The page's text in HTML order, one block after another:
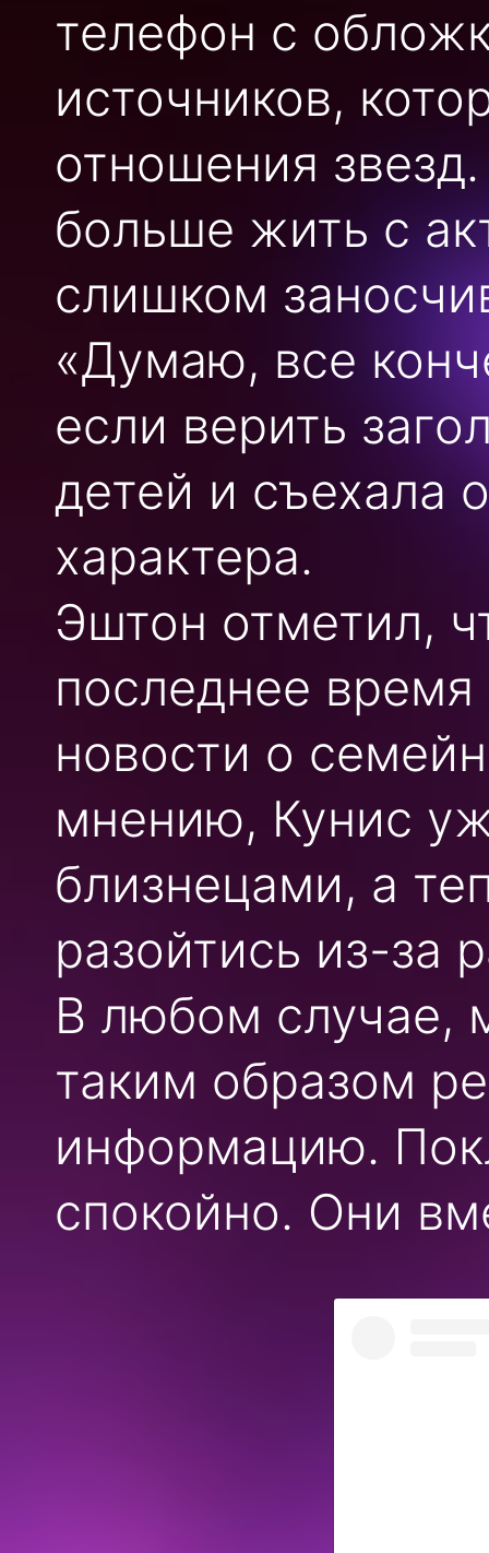
телефон с
источников,
отношения
больше жить с
слишком
«Думаю, все
если верить
детей и съехала
характера.
Эштон отметил,
последнее
новости о
мнению, Кунис
близнецами, а
разойтись из-за
В любом случае,
таким образом
информацию.
спокойно. Они